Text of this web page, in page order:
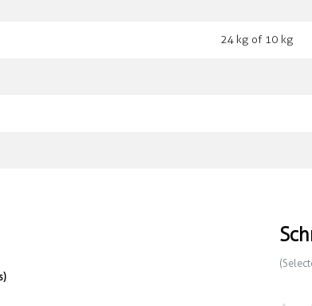
24 kg of 10 kg